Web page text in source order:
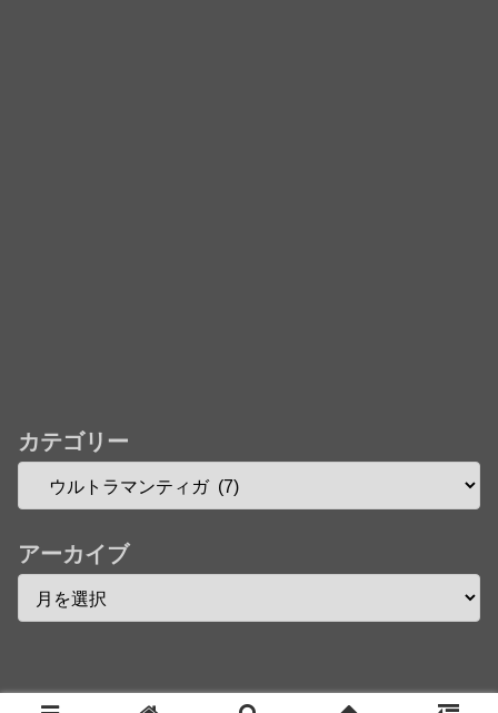
カテゴリー
アーカイブ